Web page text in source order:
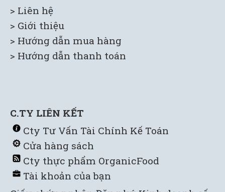
> Liên hệ
> Giới thiệu
> Hướng dẫn mua hàng
> Hướng dẫn thanh toán
C.TY LIÊN KẾT
Cty Tư Vấn Tài Chính Kế Toán
Cửa hàng sách
Cty thực phẩm OrganicFood
Tài khoản của bạn